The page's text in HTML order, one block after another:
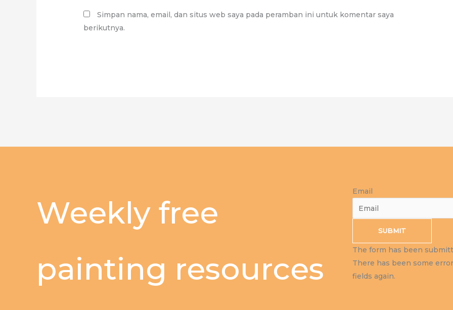
Simpan nama, email, dan situs web saya pada peramban ini untuk komentar saya
berikutnya.
Weekly free
painting resources
Email
SUBMIT
The form has been
There has been some
fields again.